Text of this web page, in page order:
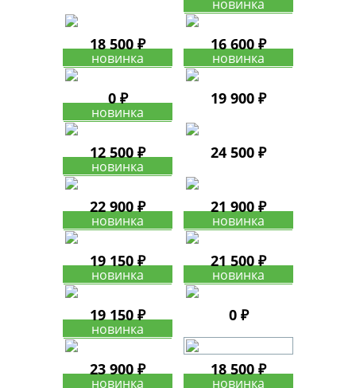
18 500 ₽ 16 600 ₽
0 ₽ 19 900 ₽
12 500 ₽ 24 500 ₽
22 900 ₽ 21 900 ₽
19 150 ₽ 21 500 ₽
19 150 ₽ 0 ₽
23 900 ₽ 18 500 ₽